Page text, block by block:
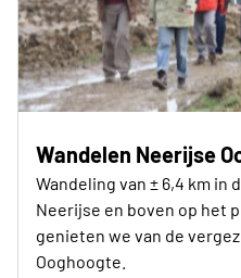
Wandelen Neerijse
Wandeling van ± 6,4 km in
Neerijse en boven op het
genieten we van de
Ooghoogte.